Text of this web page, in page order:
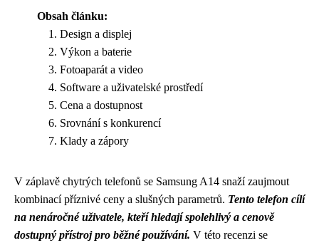
Obsah článku:
Design a displej
Výkon a baterie
Fotoaparát a video
Software a uživatelské prostředí
Cena a dostupnost
Srovnání s konkurencí
Klady a zápory
V záplavě chytrých telefonů se Samsung A14 snaží zaujmout
kombinací příznivé ceny a slušných parametrů. Tento telefon cílí
na nenáročné uživatele, kteří hledají spolehlivý a cenově
dostupný přístroj pro běžné používání. V této recenzi se